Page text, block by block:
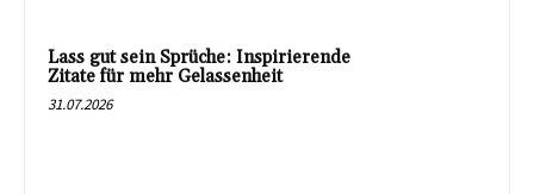
Lass gut sein Sprüche: Inspirierende
Zitate für mehr Gelassenheit
31.07.2026